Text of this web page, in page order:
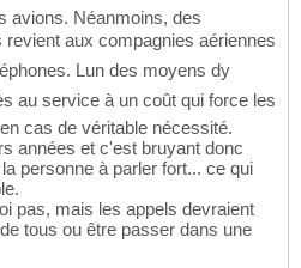
avions. Néanmoins, des
revient aux compagnies aériennes
Lun des moyens dy
au service à un coût qui force les
cas de véritable nécessité.
années et c'est bruyant donc
personne à parler fort... ce qui
pas, mais les appels devraient
tous ou être passer dans une